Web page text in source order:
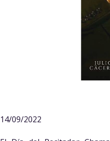
14/09/2022